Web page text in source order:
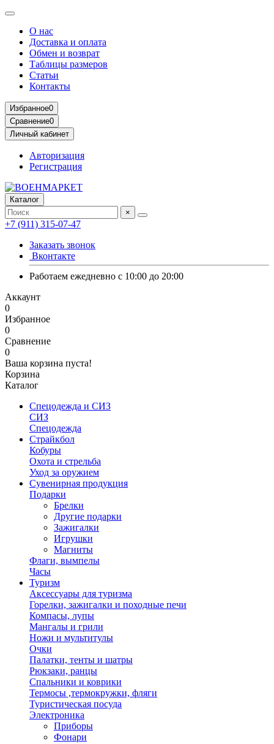
О нас
Доставка и оплата
Обмен и возврат
Таблицы размеров
Статьи
Контакты
Избранное0
Сравнение0
Личный кабинет
Авторизация
Регистрация
Каталог
×
+7 (911) 315-07-47
Заказать звонок
Вконтакте
Работаем ежедневно с 10:00 до 20:00
Аккаунт
0
Избранное
0
Сравнение
0
Ваша корзина пуста!
Корзина
Каталог
Спецодежда и СИЗ
СИЗ
Спецодежда
Страйкбол
Кобуры
Охота и стрельба
Уход за оружием
Сувенирная продукция
Подарки
Брелки
Другие подарки
Зажигалки
Игрушки
Магниты
Флаги, вымпелы
Часы
Туризм
Аксессуары для туризма
Горелки, зажигалки и походные печи
Компасы, лупы
Мангалы и грили
Ножи и мультитулы
Очки
Палатки, тенты и шатры
Рюкзаки, ранцы
Спальники и коврики
Термосы ,термокружки, фляги
Туристическая посуда
Электроника
Приборы
Фонари